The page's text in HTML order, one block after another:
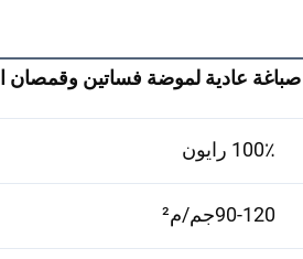
100٪ رايون
90-120جم/م²